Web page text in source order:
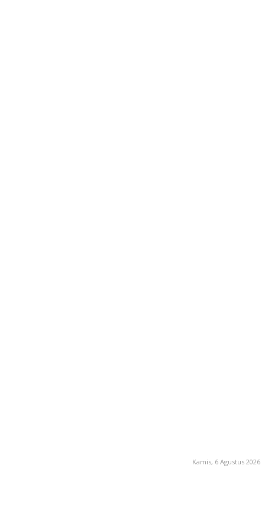
Kamis, 6 Agustus 2026